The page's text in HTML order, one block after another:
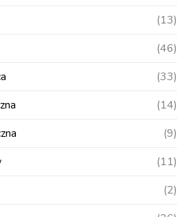
(13)
(46)
(33)
(14)
(9)
(11)
(2)